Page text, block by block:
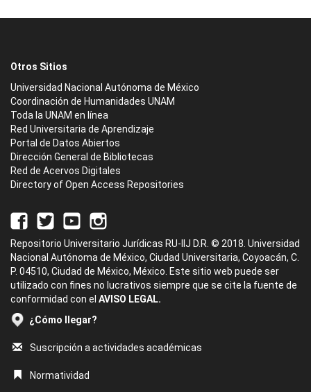
Otros Sitios
Universidad Nacional Autónoma de México
Coordinación de Humanidades UNAM
Toda la UNAM en línea
Red Universitaria de Aprendizaje
Portal de Datos Abiertos
Dirección General de Bibliotecas
Red de Acervos Digitales
Directory of Open Access Repositories
Repositorio Universitario Jurídicas RU-IIJ D.R. © 2018. Universidad
Nacional Autónoma de México, Ciudad Universitaria, Coyoacán, C.
P. 04510, Ciudad de México, México. Este sitio web puede ser
utilizado con fines no lucrativos siempre que se cite la fuente de
conformidad con el AVISO LEGAL.
¿Cómo llegar?
Suscripción a actividades académicas
Normatividad